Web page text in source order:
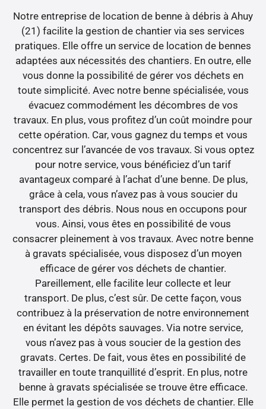
Notre entreprise de location de benne à débris à Ahuy
(21) facilite la gestion de chantier via ses services
pratiques. Elle offre un service de location de bennes
adaptées aux nécessités des chantiers. En outre, elle
vous donne la possibilité de gérer vos déchets en
toute simplicité. Avec notre benne spécialisée, vous
évacuez commodément les décombres de vos
travaux. En plus, vous profitez d’un coût moindre pour
cette opération. Car, vous gagnez du temps et vous
concentrez sur l’avancée de vos travaux. Si vous optez
pour notre service, vous bénéficiez d’un tarif
avantageux comparé à l’achat d’une benne. De plus,
grâce à cela, vous n’avez pas à vous soucier du
transport des débris. Nous nous en occupons pour
vous. Ainsi, vous êtes en possibilité de vous
consacrer pleinement à vos travaux. Avec notre benne
à gravats spécialisée, vous disposez d’un moyen
efficace de gérer vos déchets de chantier.
Pareillement, elle facilite leur collecte et leur
transport. De plus, c’est sûr. De cette façon, vous
contribuez à la préservation de notre environnement
en évitant les dépôts sauvages. Via notre service,
vous n’avez pas à vous soucier de la gestion des
gravats. Certes. De fait, vous êtes en possibilité de
travailler en toute tranquillité d’esprit. En plus, notre
benne à gravats spécialisée se trouve être efficace.
Elle permet la gestion de vos déchets de chantier. Elle